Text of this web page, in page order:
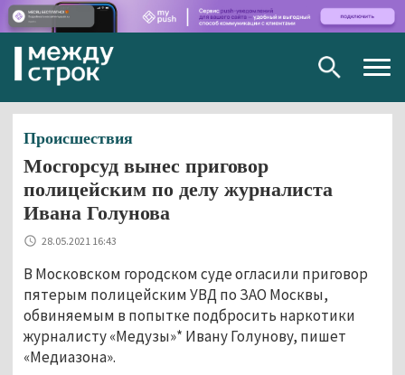
Происшествия
Мосгорсуд вынес приговор
полицейским по делу журналиста
Ивана Голунова
28.05.2021 16:43
В Московском городском суде огласили приговор
пятерым полицейским УВД по ЗАО Москвы,
обвиняемым в попытке подбросить наркотики
журналисту «Медузы»* Ивану Голунову, пишет
«Медиазона».